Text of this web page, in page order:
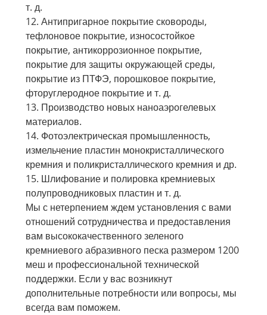
т. д.
12. Антипригарное покрытие сковороды,
тефлоновое покрытие, износостойкое
покрытие, антикоррозионное покрытие,
покрытие для защиты окружающей среды,
покрытие из ПТФЭ, порошковое покрытие,
фторуглеродное покрытие и т. д.
13. Производство новых наноаэрогелевых
материалов.
14. Фотоэлектрическая промышленность,
измельчение пластин монокристаллического
кремния и поликристаллического кремния и др.
15. Шлифование и полировка кремниевых
полупроводниковых пластин и т. д.
Мы с нетерпением ждем установления с вами
отношений сотрудничества и предоставления
вам высококачественного зеленого
кремниевого абразивного песка размером 1200
меш и профессиональной технической
поддержки. Если у вас возникнут
дополнительные потребности или вопросы, мы
всегда вам поможем.